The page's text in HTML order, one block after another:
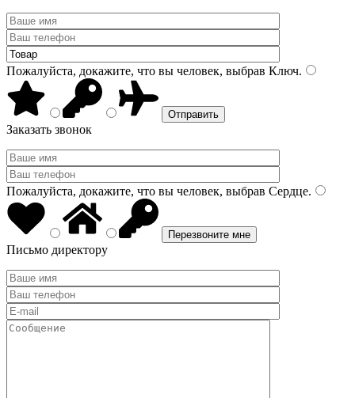
Пожалуйста, докажите, что вы человек, выбрав Ключ.
Заказать звонок
Пожалуйста, докажите, что вы человек, выбрав Сердце.
Письмо директору